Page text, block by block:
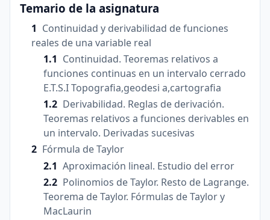
Temario de la asignatura
Continuidad y derivabilidad de funciones
reales de una variable real
Continuidad. Teoremas relativos a
funciones continuas en un intervalo cerrado
E.T.S.I Topografia,geodesi a,cartografia
Derivabilidad. Reglas de derivación.
Teoremas relativos a funciones derivables en
un intervalo. Derivadas sucesivas
Fórmula de Taylor
Aproximación lineal. Estudio del error
Polinomios de Taylor. Resto de Lagrange.
Teorema de Taylor. Fórmulas de Taylor y
MacLaurin